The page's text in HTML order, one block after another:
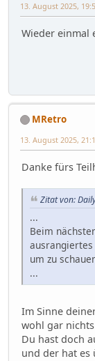
13. August 2025,
Wieder einmal
MRetro
13. August 2025,
Danke fürs
Zitat von:
...
Beim
um zu
...
Im Sinne
wohl gar
Du hast doch
und der hat es